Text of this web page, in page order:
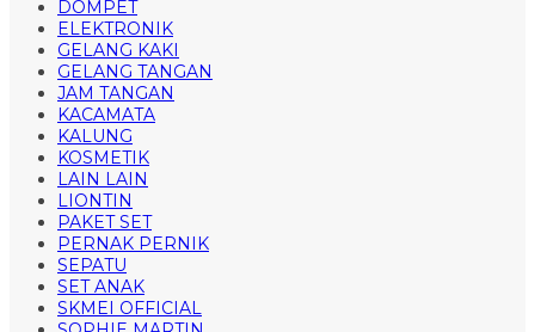
DOMPET
ELEKTRONIK
GELANG KAKI
GELANG TANGAN
JAM TANGAN
KACAMATA
KALUNG
KOSMETIK
LAIN LAIN
LIONTIN
PAKET SET
PERNAK PERNIK
SEPATU
SET ANAK
SKMEI OFFICIAL